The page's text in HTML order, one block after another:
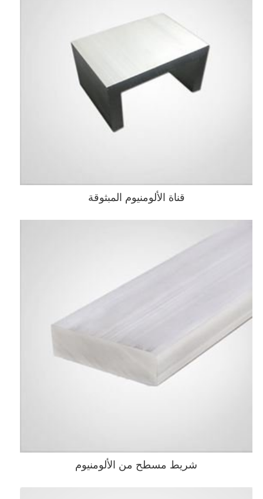
قناة الألومنيوم المبثوقة
شريط مسطح من الألومنيوم